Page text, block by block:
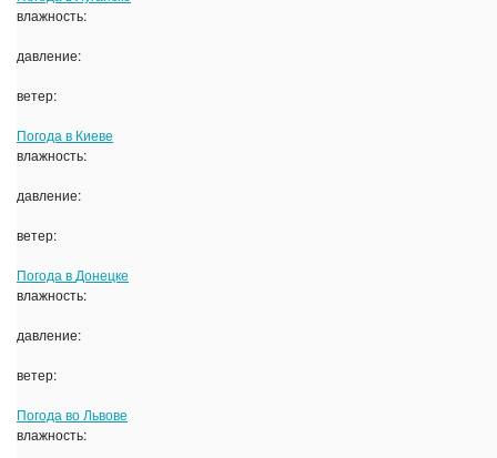
влажность:
давление:
ветер:
Погода в Киеве
влажность:
давление:
ветер:
Погода в Донецке
влажность:
давление:
ветер:
Погода во Львове
влажность: